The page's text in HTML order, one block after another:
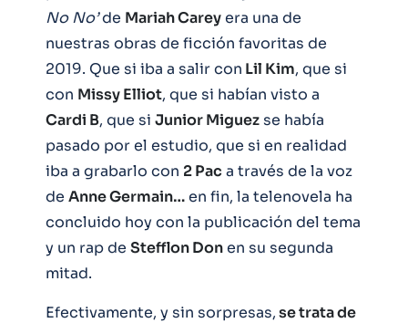
No No’de Mariah Careyera una de
nuestras obras de ficción favoritas de
2019. Que si iba a salir con Lil Kim, que si
con Missy Elliot, que si habían visto a
Cardi B, que si Junior Miguezse había
pasado por el estudio, que si en realidad
iba a grabarlo con 2 Pac a través de la voz
de Anne Germain…en fin, la telenovela ha
concluido hoy con la publicación del tema
y un rap de Stefflon Donen su segunda
mitad.
Efectivamente, y sin sorpresas,se trata de